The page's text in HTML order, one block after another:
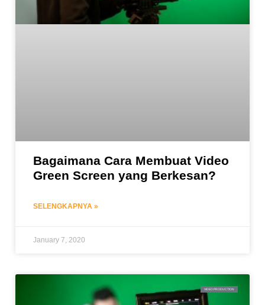
Bagaimana Cara Membuat Video
Green Screen yang Berkesan?
SELENGKAPNYA »
January 7, 2020
VIDEO PRODUCTION